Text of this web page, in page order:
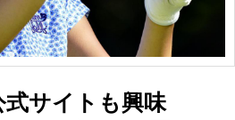
サイトも興味